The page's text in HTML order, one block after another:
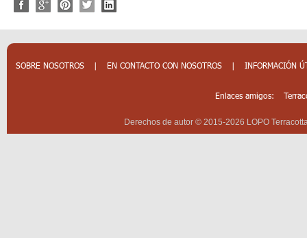
SOBRE NOSOTROS | EN CONTACTO CON NOSOTROS | INFORMACIÓN
Enlaces amigos:
Derechos de autor © 2015-2026 LOPO